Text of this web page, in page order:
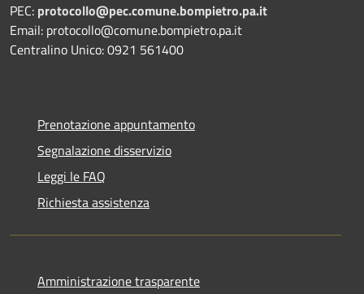
PEC: protocollo@pec.comune.bompietro.pa.it
Email: protocollo@comune.bompietro.pa.it
Centralino Unico: 0921 561400
Prenotazione appuntamento
Segnalazione disservizio
Leggi le FAQ
Richiesta assistenza
Amministrazione trasparente